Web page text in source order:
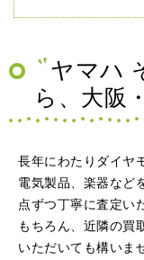
（大阪府大阪市）
ヤマハ
ら、大阪
長年にわたりダイヤ
電気製品、楽器など
点ずつ丁寧に査定い
もちろん、近隣の買
いただいても構いま